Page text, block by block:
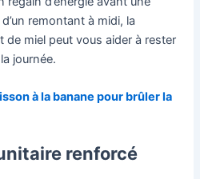
remontant à midi, la
miel peut vous aider à rester
journée.
à la banane pour brûler la
renforcé